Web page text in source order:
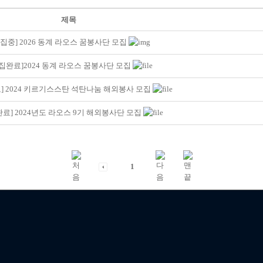
제목
중] 2026 동계 라오스 꿈봉사단 모집
완료]2024 동계 라오스 꿈봉사단 모집
2024 키르기스스탄 석탄나눔 해외봉사 모집
료] 2024년도 라오스 9기 해외봉사단 모집
1